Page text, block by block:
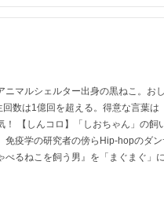
ニマルシェルター出身の黒ねこ。お
数は1億回を超える。得意な言葉は
！ 【しんコロ】「しおちゃん」の飼
免疫学の研究者の傍らHip-hopのダ
るねこを飼う男』を「まぐまぐ」に